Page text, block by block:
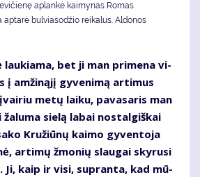
aplankė kaimynas Romas
aptarė bulviasodžio reikalus. Aldonos
lau­kia­ma, bet ji man pri­me­na vi­
į am­ži­ną­jį gy­ve­ni­mą ar­ti­mus
me­tų lai­ku, pa­va­sa­ris man
ža­lu­ma sie­lą la­bai nos­tal­giš­kai
Kru­žiū­nų kai­mo gy­ven­to­ja
ar­ti­mų žmo­nių slau­gai sky­ru­si
Ji, kaip ir vi­si, su­pran­ta, kad mū­